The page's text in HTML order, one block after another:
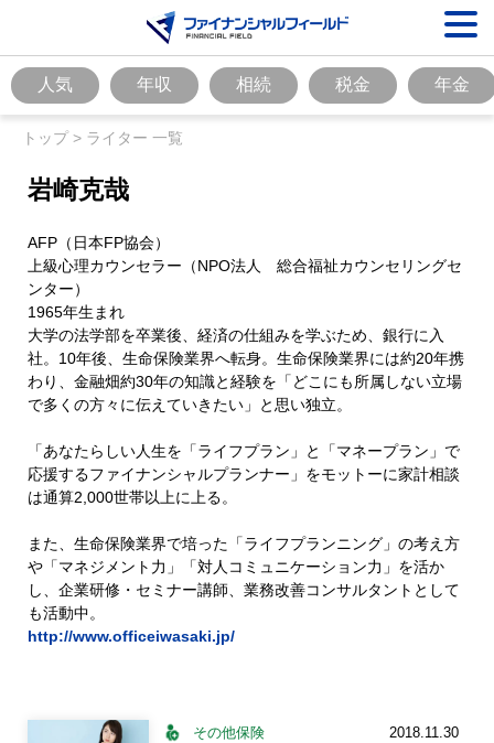
人気 年収 相続 税金 年金
トップ> ライター 一覧
岩崎克哉
AFP（日本FP協会）
上級心理カウンセラー（NPO法人 総合福祉カウンセリングセ
ンター）
1965年生まれ
大学の法学部を卒業後、経済の仕組みを学ぶため、銀行に入
社。10年後、生命保険業界へ転身。生命保険業界には約20年携
わり、金融畑約30年の知識と経験を「どこにも所属しない立場
で多くの方々に伝えていきたい」と思い独立。
「あなたらしい人生を「ライフプラン」と「マネープラン」で
応援するファイナンシャルプランナー」をモットーに家計相談
は通算2,000世帯以上に上る。
また、生命保険業界で培った「ライフプランニング」の考え方
や「マネジメント力」「対人コミュニケーション力」を活か
し、企業研修・セミナー講師、業務改善コンサルタントとして
も活動中。
http://www.officeiwasaki.jp/
その他保険 2018.11.30